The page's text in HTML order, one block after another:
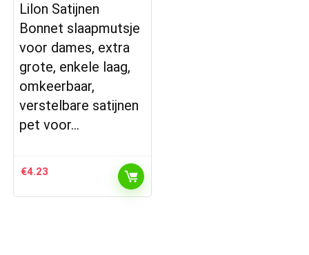
Lilon Satijnen
Bonnet slaapmutsje
voor dames, extra
grote, enkele laag,
omkeerbaar,
verstelbare satijnen
pet voor…
€4.23